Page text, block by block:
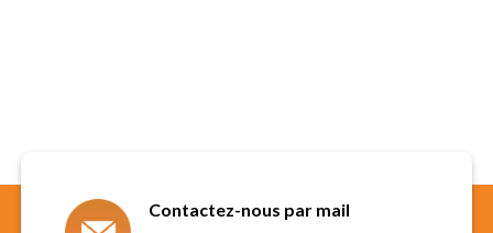
Contactez-nous par mail